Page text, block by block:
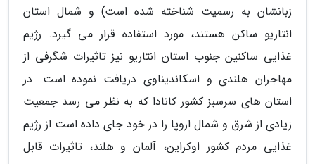
زبانشان به رسمیت شناخته شده است) و شمال استان
انتاریو ساکن هستند، مورد استفاده قرار می گیرد. رژیم
غذایی ساکنین جنوب استان انتاریو نیز تاثیرات شگرفی از
مهاجران هلندی و اسکاندیناوی دریافت نموده است. در
استان های سرسبز کشور کانادا که به نظر می رسد جمعیت
زیادی از شرق و شمال اروپا را در خود جای داده است از رژیم
غذایی مردم کشور اوکراین، آلمان و هلند، تاثیرات قابل